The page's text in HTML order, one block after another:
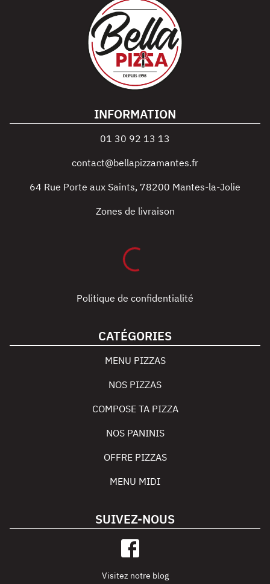
INFORMATION
01 30 92 13 13
contact@bellapizzamantes.fr
64 Rue Porte aux Saints, 78200 Mantes-la-Jolie
Zones de livraison
Politique de confidentialité
CATÉGORIES
MENU PIZZAS
NOS PIZZAS
COMPOSE TA PIZZA
NOS PANINIS
OFFRE PIZZAS
MENU MIDI
SUIVEZ-NOUS
Visitez notre blog